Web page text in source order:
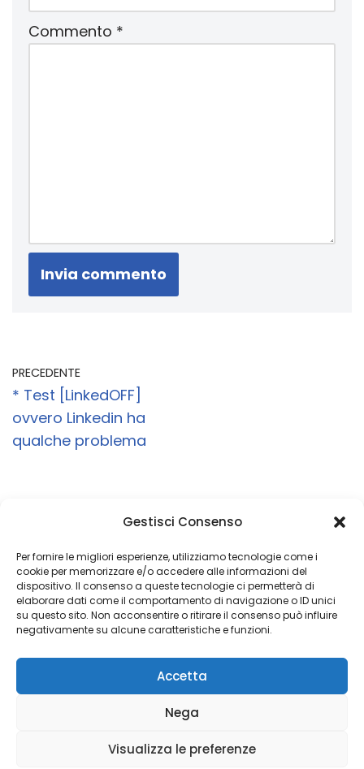
Gestisci Consenso
Per fornire le migliori esperienze, utilizziamo tecnologie come i
cookie per memorizzare e/o accedere alle informazioni del
dispositivo. Il consenso a queste tecnologie ci permetterà di
elaborare dati come il comportamento di navigazione o ID unici
su questo sito. Non acconsentire o ritirare il consenso può influire
negativamente su alcune caratteristiche e funzioni.
Accetta
Nega
Visualizza le preferenze
Commento *
PRECEDENTE
* Test [LinkedOFF]
ovvero Linkedin ha
qualche problema
Copyright 2026 © Coded with ♥ by Massimiliano Vurro
Fondatore di Seetalabs®